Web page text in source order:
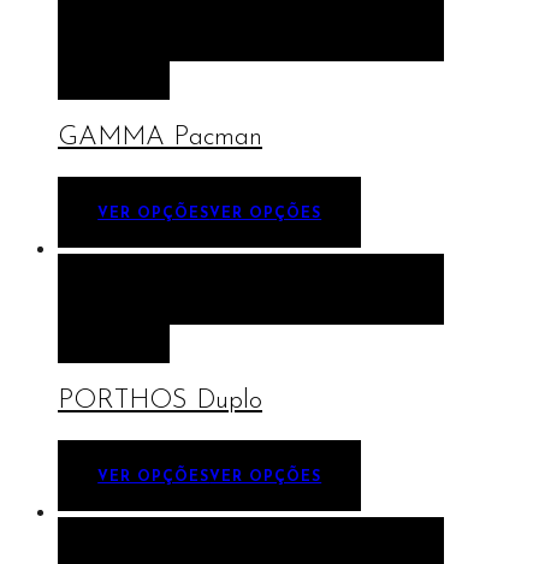
GAMMA Pacman
VER OPÇÕESVER OPÇÕES
PORTHOS Duplo
VER OPÇÕESVER OPÇÕES